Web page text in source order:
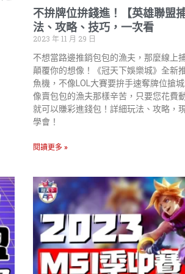
不拚牌位拚錢進！【英雄聯盟
法、攻略、技巧，一次看
2023 年 11 月 29 日
不想當路邊推銷包包的漁夫，那麼線上
顛覆你的想像！《冠天下娛樂城》全新
魚機，不像LOL大賽要拚手速奪牌位搶
像賣包包的漁夫那樣辛苦，只要您花費
就可以賺彩進錢包！詳細玩法、攻略，
學會！
閱讀更多 »